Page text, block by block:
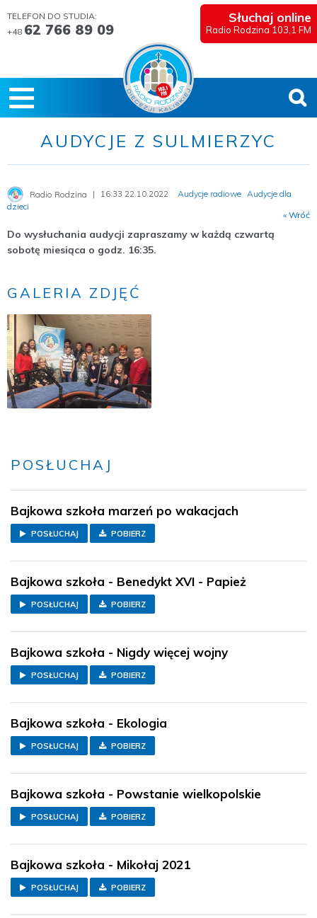
TELEFON DO STUDIA:
+48 62 766 89 09
Słuchaj online
Radio Rodzina 103,1 FM
AUDYCJE Z SULMIERZYC
Radio Rodzina 16:33 22.10.2022 Audycje radiowe Audycje dla
dzieci
« Wróć
Do wysłuchania audycji zapraszamy w każdą czwartą
sobotę miesiąca o godz. 16:35.
GALERIA ZDJĘĆ
POSŁUCHAJ
Bajkowa szkoła marzeń po wakacjach
POSŁUCHAJ POBIERZ
Bajkowa szkoła - Benedykt XVI - Papież
POSŁUCHAJ POBIERZ
Bajkowa szkoła - Nigdy więcej wojny
POSŁUCHAJ POBIERZ
Bajkowa szkoła - Ekologia
POSŁUCHAJ POBIERZ
Bajkowa szkoła - Powstanie wielkopolskie
POSŁUCHAJ POBIERZ
Bajkowa szkoła - Mikołaj 2021
POSŁUCHAJ POBIERZ